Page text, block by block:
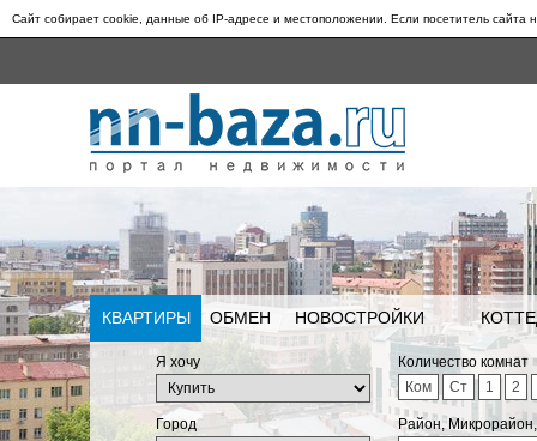
Сайт собирает cookie, данные об IP-адресе и местоположении. Если посетитель сайта
КВАРТИРЫ ОБМЕН НОВОСТРОЙКИ
Я хочу
Количество комнат
Ком
Ст 1 2
Город
Район,